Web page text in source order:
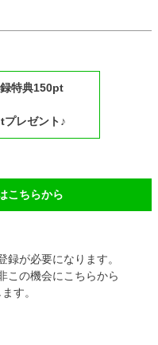
特典150pt
レゼント♪
こちらから
が必要になります。
この機会にこちらから
す。